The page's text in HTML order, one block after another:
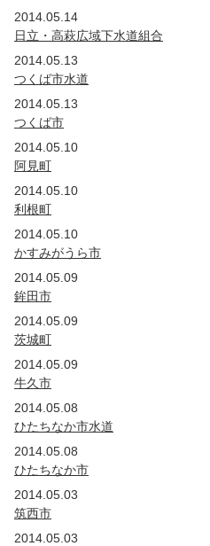
国・公団
国・公団
2017年
国・公団
2016年
国・公団
国・公団
国・公団
2013年
国・公団
国・公団
国・公団
2014.05.14
日立・高萩広域下水道組合
2014.05.13
つくば市水道
2014.05.13
つくば市
2014.05.10
阿見町
2014.05.10
利根町
2014.05.10
かすみがうら市
2014.05.09
鉾田市
2014.05.09
茨城町
2014.05.09
牛久市
2014.05.08
ひたちなか市水道
2014.05.08
ひたちなか市
2014.05.03
筑西市
2014.05.03